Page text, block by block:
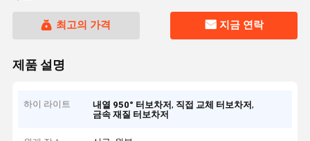
최고의 가격 지금 연락
제품 설명
하이 라이트 내열 950° 터보차저, 직접 교체 터보차저,
금속 재질 터보차저